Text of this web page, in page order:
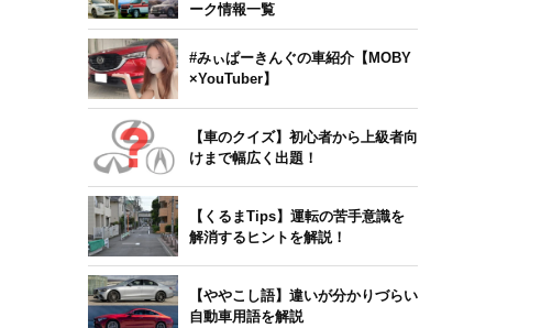
ーク情報一覧
#みぃぱーきんぐの車紹介【MOBY
×YouTuber】
【車のクイズ】初心者から上級者向
けまで幅広く出題！
【くるまTips】運転の苦手意識を
解消するヒントを解説！
【ややこし語】違いが分かりづらい
自動車用語を解説